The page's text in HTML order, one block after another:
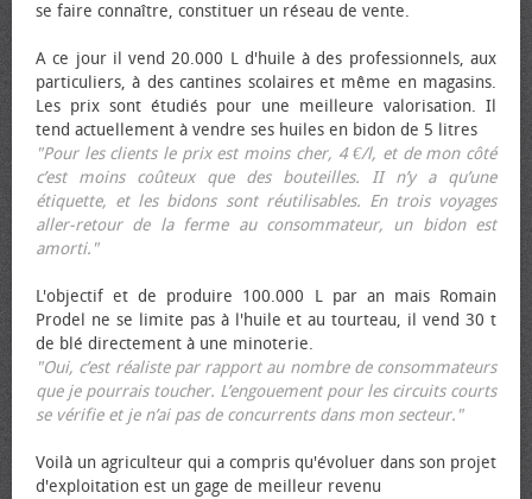
se faire connaître, constituer un réseau de vente.
A ce jour il vend 20.000 L d'huile à des professionnels, aux
particuliers, à des cantines scolaires et même en magasins.
Les prix sont étudiés pour une meilleure valorisation. Il
tend actuellement à vendre ses huiles en bidon de 5 litres
"Pour les clients le prix est moins cher, 4 €/l, et de mon côté
c’est moins coûteux que des bouteilles. II n’y a qu’une
étiquette, et les bidons sont réutilisables. En trois voyages
aller-retour de la ferme au consommateur, un bidon est
amorti."
L'objectif et de produire 100.000 L par an mais Romain
Prodel ne se limite pas à l'huile et au tourteau, il vend 30 t
de blé directement à une minoterie.
"Oui, c’est réaliste par rapport au nombre de consommateurs
que je pourrais toucher. L’engouement pour les circuits courts
se vérifie et je n’ai pas de concurrents dans mon secteur."
Voilà un agriculteur qui a compris qu'évoluer dans son projet
d'exploitation est un gage de meilleur revenu